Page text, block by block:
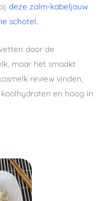
deze zalm-kabeljauw
schotel..
door de
maar het smaakt
review vinden,
en hoog in